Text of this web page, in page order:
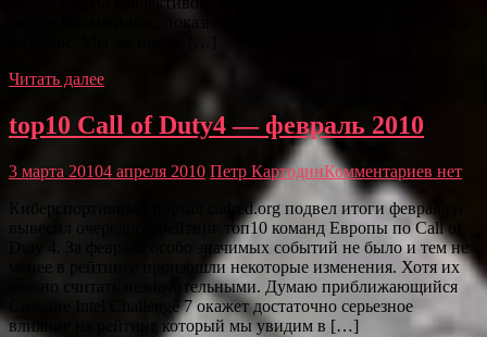
звание сильнейших, показывать великолепную игру и биться
Читать далее
top10 Call of Duty4 — февраль 2010
3 марта 20104 апреля 2010 Петр КартодинКомментариев нет
Киберспортивный портал cadred.org подвел итоги февраля и
вывесил очередной рейтинг топ10 команд Европы по Call of
Duty 4. За февраль особо значимых событий не было и тем не
менее в рейтинге произошли некоторые изменения. Хотя их
можно считать незначительными. Думаю приближающийся
Crossfire Intel Challenge 7 окажет достаточно серьезное
влияние на рейтинг который мы увидим в […]